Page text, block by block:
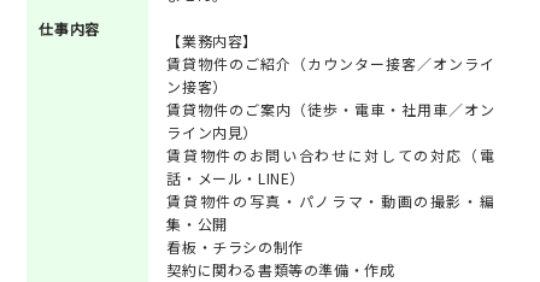
仕事内容
【業務内容】
賃貸物件のご紹介（カウンター接客／オンライ
ン接客）
賃貸物件のご案内（徒歩・電車・社用車／オン
ライン内見）
賃貸物件のお問い合わせに対しての対応（電
話・メール・LINE）
賃貸物件の写真・パノラマ・動画の撮影・編
集・公開
看板・チラシの制作
契約に関わる書類等の準備・作成